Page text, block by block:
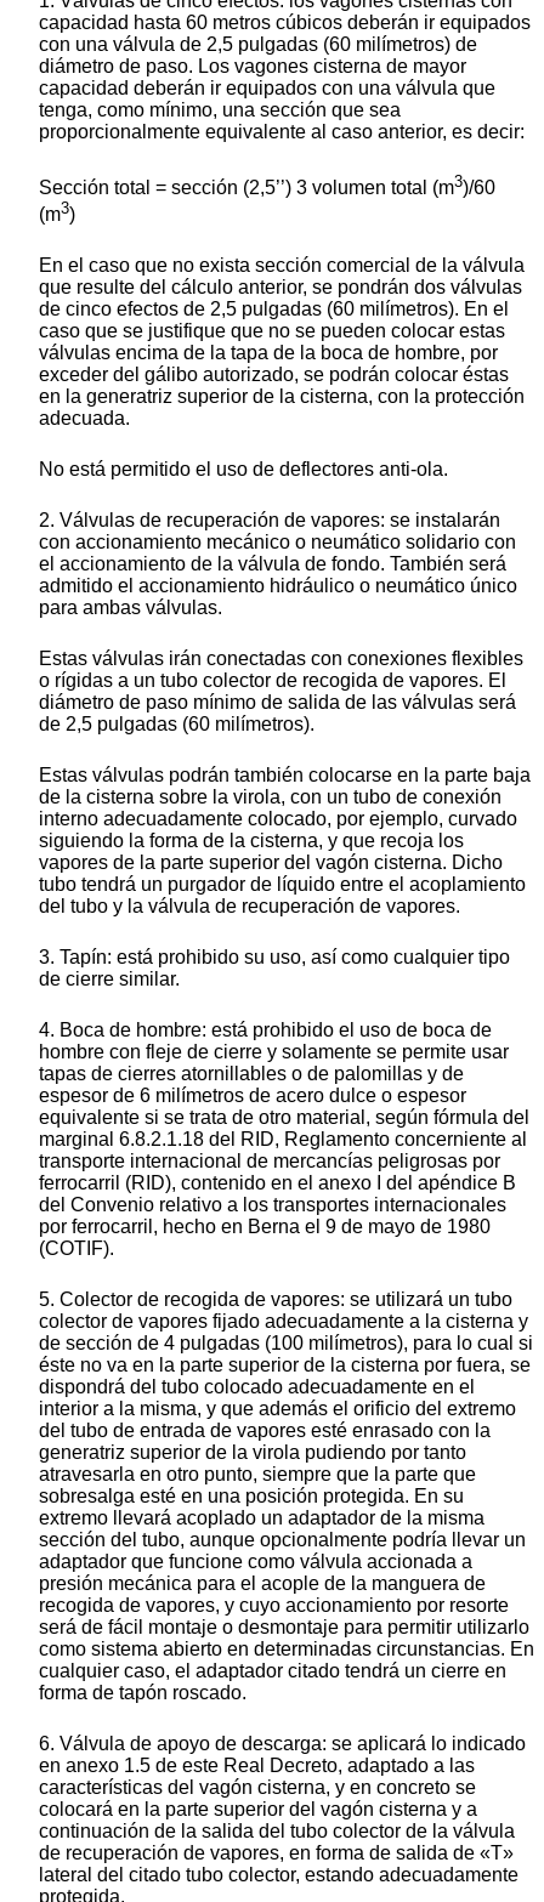
capacidad hasta 60 metros cúbicos deberán ir equipados
con una válvula de 2,5 pulgadas (60 milímetros) de
diámetro de paso. Los vagones cisterna de mayor
capacidad deberán ir equipados con una válvula que
tenga, como mínimo, una sección que sea
proporcionalmente equivalente al caso anterior, es decir:
Sección total = sección (2,5’’) 3 volumen total (m3)/60
(m3)
En el caso que no exista sección comercial de la válvula
que resulte del cálculo anterior, se pondrán dos válvulas
de cinco efectos de 2,5 pulgadas (60 milímetros). En el
caso que se justifique que no se pueden colocar estas
válvulas encima de la tapa de la boca de hombre, por
exceder del gálibo autorizado, se podrán colocar éstas
en la generatriz superior de la cisterna, con la protección
adecuada.
No está permitido el uso de deflectores anti-ola.
2. Válvulas de recuperación de vapores: se instalarán
con accionamiento mecánico o neumático solidario con
el accionamiento de la válvula de fondo. También será
admitido el accionamiento hidráulico o neumático único
para ambas válvulas.
Estas válvulas irán conectadas con conexiones flexibles
o rígidas a un tubo colector de recogida de vapores. El
diámetro de paso mínimo de salida de las válvulas será
de 2,5 pulgadas (60 milímetros).
Estas válvulas podrán también colocarse en la parte baja
de la cisterna sobre la virola, con un tubo de conexión
interno adecuadamente colocado, por ejemplo, curvado
siguiendo la forma de la cisterna, y que recoja los
vapores de la parte superior del vagón cisterna. Dicho
tubo tendrá un purgador de líquido entre el acoplamiento
del tubo y la válvula de recuperación de vapores.
3. Tapín: está prohibido su uso, así como cualquier tipo
de cierre similar.
4. Boca de hombre: está prohibido el uso de boca de
hombre con fleje de cierre y solamente se permite usar
tapas de cierres atornillables o de palomillas y de
espesor de 6 milímetros de acero dulce o espesor
equivalente si se trata de otro material, según fórmula del
marginal 6.8.2.1.18 del RID, Reglamento concerniente al
transporte internacional de mercancías peligrosas por
ferrocarril (RID), contenido en el anexo I del apéndice B
del Convenio relativo a los transportes internacionales
por ferrocarril, hecho en Berna el 9 de mayo de 1980
(COTIF).
5. Colector de recogida de vapores: se utilizará un tubo
colector de vapores fijado adecuadamente a la cisterna y
de sección de 4 pulgadas (100 milímetros), para lo cual si
éste no va en la parte superior de la cisterna por fuera, se
dispondrá del tubo colocado adecuadamente en el
interior a la misma, y que además el orificio del extremo
del tubo de entrada de vapores esté enrasado con la
generatriz superior de la virola pudiendo por tanto
atravesarla en otro punto, siempre que la parte que
sobresalga esté en una posición protegida. En su
extremo llevará acoplado un adaptador de la misma
sección del tubo, aunque opcionalmente podría llevar un
adaptador que funcione como válvula accionada a
presión mecánica para el acople de la manguera de
recogida de vapores, y cuyo accionamiento por resorte
será de fácil montaje o desmontaje para permitir utilizarlo
como sistema abierto en determinadas circunstancias. En
cualquier caso, el adaptador citado tendrá un cierre en
forma de tapón roscado.
6. Válvula de apoyo de descarga: se aplicará lo indicado
en anexo 1.5 de este Real Decreto, adaptado a las
características del vagón cisterna, y en concreto se
colocará en la parte superior del vagón cisterna y a
continuación de la salida del tubo colector de la válvula
de recuperación de vapores, en forma de salida de «T»
lateral del citado tubo colector, estando adecuadamente
protegida.